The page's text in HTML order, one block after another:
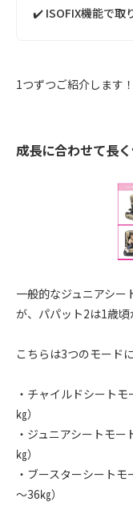
✔️ ISOFIX機能で取
1つずつご紹介します！
成長に合わせて長
一般的なジュニアシ
が、パパット2は1歳頃
こちらは3つのモード
・チャイルドシート
㎏）
・ジュニアシートモ
㎏）
・ブースターシート
～36㎏）